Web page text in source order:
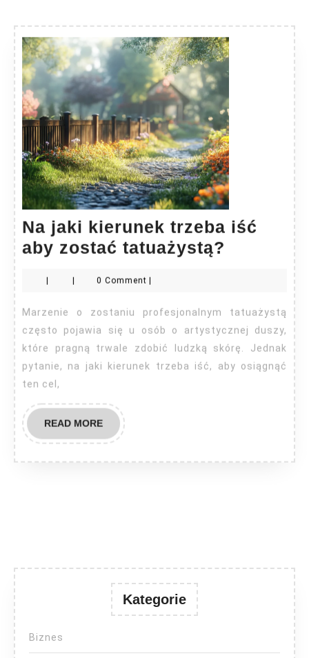
Na jaki kierunek trzeba iść
aby zostać tatuażystą?
kierunek
trzeba
iść
aby
zostać
0 Comment
Marzenie o zostaniu profesjonalnym tatuażystą
często pojawia się u osób o artystycznej duszy,
które pragną trwale zdobić ludzką skórę. Jednak
pytanie, na jaki kierunek trzeba iść, aby osiągnąć
ten cel,
READ MOREREAD
MORE
Kategorie
Biznes